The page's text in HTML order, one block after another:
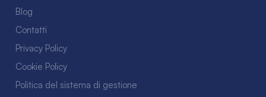
Blog
Contatti
Privacy Policy
Cookie Policy
Politica del sistema di gestione